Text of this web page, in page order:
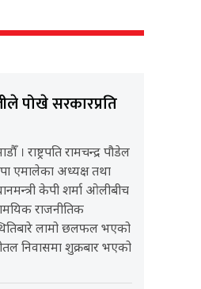
पोखे सरकारप्रति
। राष्ट्रपति रामचन्द्र पौडेल
एमालेका अध्यक्ष तथा
केपी शर्मा ओलीबीच
राजनीतिक
लामो छलफल भएको
निवासमा शुक्रबार भएको